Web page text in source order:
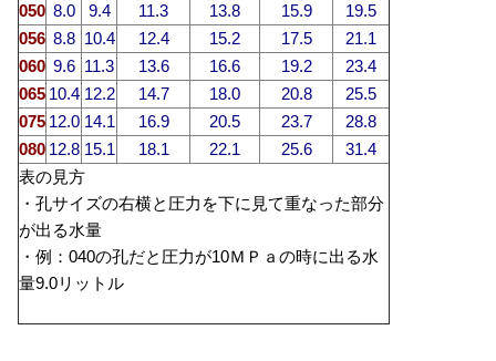
050 8.0 9.4 11.3 13.8 15.9
19.5
056 8.8 10.4 12.4 15.2 17.5
21.1
060 9.6 11.3 13.6 16.6 19.2
23.4
065 10.4 12.2 14.7 18.0 20.8
25.5
075 12.0 14.1 16.9 20.5 23.7
28.8
080 12.8 15.1 18.1 22.1 25.6
31.4
表の見方
・孔サイズの右横と圧力を下に見て重なった部分
が出る水量
・例：040の孔だと圧力が10ＭＰａの時に出る水
量9.0リットル